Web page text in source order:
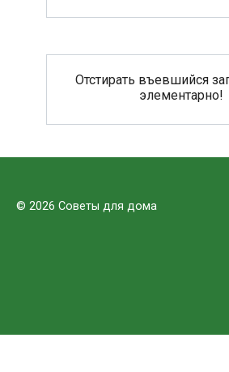
Отстирать въевшийся
элементарно!
© 2026 Советы для дома